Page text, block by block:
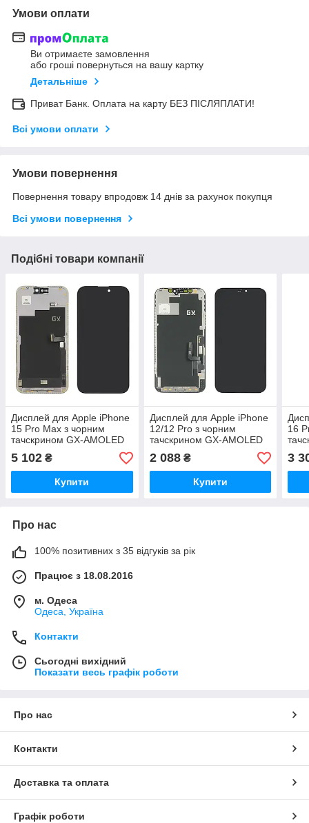
Умови оплати
Ви отримаєте замовлення
або гроші повернуться на вашу картку
Детальніше
Приват Банк. Оплата на карту БЕЗ ПІСЛЯПЛАТИ!
Всі умови оплати
Умови повернення
Повернення товару впродовж 14 днів за рахунок покупця
Всі умови повернення
Подібні товари компанії
Дисплей для Apple iPhone
15 Pro Max з чорним
тачскрином GX-AMOLED
5 102 ₴
Купити
Дисплей для Apple iPhone
12/12 Pro з чорним
тачскрином GX-AMOLED
2 088₴
Купити
16
3
Про нас
100% позитивних з 35 відгуків за рік
Працює з 18.08.2016
м. Одеса
Одеса, Україна
Контакти
Сьогодні вихідний
Показати весь графік роботи
Про нас
Контакти
Доставка та оплата
Графік роботи